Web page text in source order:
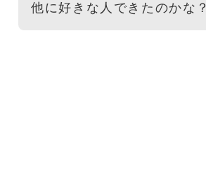
他に好きな人できたのかな？